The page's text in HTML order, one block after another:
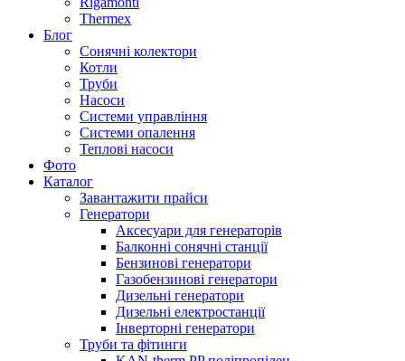
Thermex
Блог
Сонячні колектори
Котли
Труби
Насоси
Системи управління
Системи опалення
Теплові насоси
Фото
Каталог
Завантажити прайси
Генератори
Аксесуари для генераторів
Балконні сонячні станції
Бензинові генератори
Газобензинові генератори
Дизельні генератори
Дизельні електростанції
Інверторні генератори
Труби та фітинги